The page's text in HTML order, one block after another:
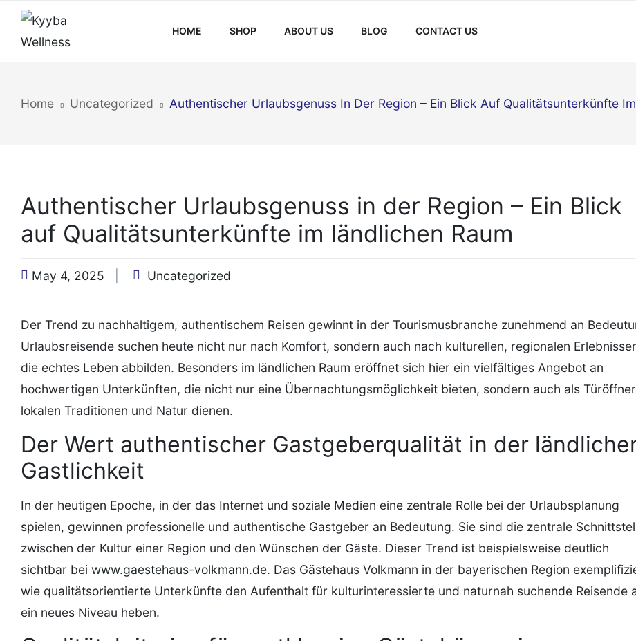
HOME SHOP ABOUT US BLOG CONTACT US
Home Uncategorized Authentischer Urlaubsgenuss In Der Region – Ein Blick Auf Qualitätsunterkünfte
Authentischer Urlaubsgenuss in der Region – Ein Blick
auf Qualitätsunterkünfte im ländlichen Raum
May 4, 2025 Uncategorized
Der Trend zu nachhaltigem, authentischem Reisen gewinnt in der Tourismusbranche zunehmend an
Urlaubsreisende suchen heute nicht nur nach Komfort, sondern auch nach kulturellen, regionalen
die echtes Leben abbilden. Besonders im ländlichen Raum eröffnet sich hier ein vielfältiges Angebot an
hochwertigen Unterkünften, die nicht nur eine Übernachtungsmöglichkeit bieten, sondern auch als
lokalen Traditionen und Natur dienen.
Der Wert authentischer Gastgeberqualität in der
Gastlichkeit
In der heutigen Epoche, in der das Internet und soziale Medien eine zentrale Rolle bei der Urlaubsplanung
spielen, gewinnen professionelle und authentische Gastgeber an Bedeutung. Sie sind die zentrale
zwischen der Kultur einer Region und den Wünschen der Gäste. Dieser Trend ist beispielsweise deutlich
sichtbar bei www.gaestehaus-volkmann.de. Das Gästehaus Volkmann in der bayerischen Region
wie qualitätsorientierte Unterkünfte den Aufenthalt für kulturinteressierte und naturnah suchende Reisende
ein neues Niveau heben.